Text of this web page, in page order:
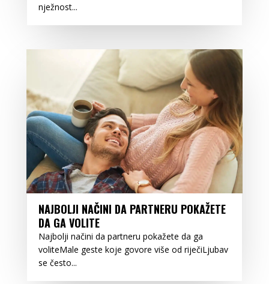
nježnost...
NAJBOLJI NAČINI DA PARTNERU POKAŽETE
DA GA VOLITE
Najbolji načini da partneru pokažete da ga
voliteMale geste koje govore više od riječiLjubav
se često...